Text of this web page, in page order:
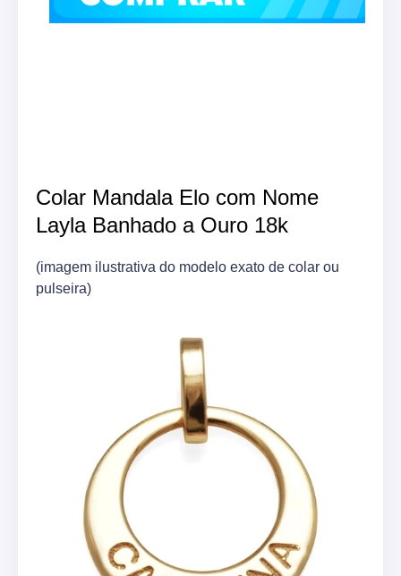
Colar Mandala Elo com Nome
Layla Banhado a Ouro 18k
(imagem ilustrativa do modelo exato de colar ou
pulseira)